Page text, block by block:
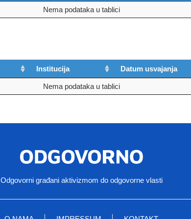
Nema podataka u tablici
Institucija Datum usvajanja
Nema podataka u tablici
Odgovorni građani aktivizmom do odgovorne vlasti